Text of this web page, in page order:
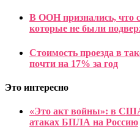
В ООН признались, что
которые не были
Стоимость проезда в
почти на 17% за год
Это интересно
«Это акт войны»: в
атаках БПЛА на Россию